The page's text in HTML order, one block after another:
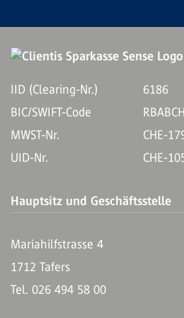
IID (Clearing-Nr.)
6186
BIC/SWIFT-Code
MWST-Nr.
CHE-
UID-Nr.
CHE-
Hauptsitz und Geschäftsstelle
Mariahilfstrasse 4
1712 Tafers
Tel. 026 494 58 00